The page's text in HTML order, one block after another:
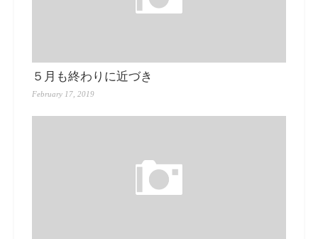
５月も終わりに近づき
February 17, 2019